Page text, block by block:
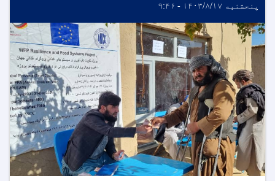
پنجشنبه ۱۴۰۳/۸/۱۷ - ۹:۴۶